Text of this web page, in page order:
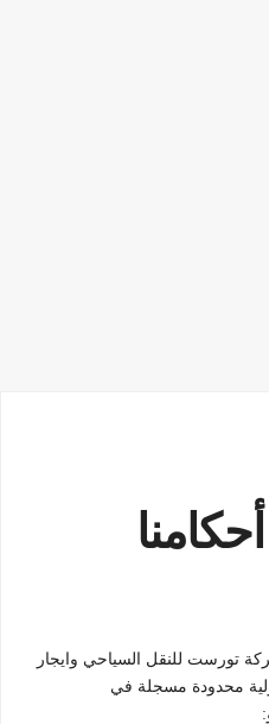
تورست للنقل السياحي وايجار
محدودة مسجلة في